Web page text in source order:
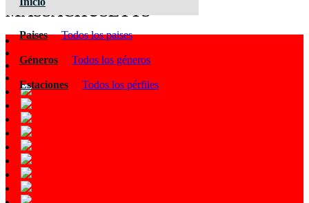
Paises Todos los paises
Géneros Todos los géneros
Estaciones Todos los pérfiles
MASSACHUSETTS